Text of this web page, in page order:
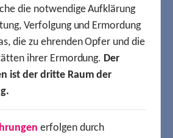
die notwendige Aufklärung
Verfolgung und Ermordung
die zu ehrenden Opfer und die
ihrer Ermordung. Der
ist der dritte Raum der
erfolgen durch